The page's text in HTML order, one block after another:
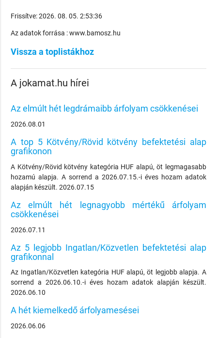
Frissítve: 2026. 08. 05. 2:53:36
Az adatok forrása : www.bamosz.hu
Vissza a toplistákhoz
A jokamat.hu hírei
Az elmúlt hét legdrámaibb árfolyam csökkenései
2026.08.01
A top 5 Kötvény/Rövid kötvény befektetési alap
grafikonon
A Kötvény/Rövid kötvény kategória HUF alapú, öt legmagasabb
hozamú alapja. A sorrend a 2026.07.15.-i éves hozam adatok
alapján készült. 2026.07.15
Az elmúlt hét legnagyobb mértékű árfolyam
csökkenései
2026.07.11
Az 5 legjobb Ingatlan/Közvetlen befektetési alap
grafikonnal
Az Ingatlan/Közvetlen kategória HUF alapú, öt legjobb alapja. A
sorrend a 2026.06.10.-i éves hozam adatok alapján készült.
2026.06.10
A hét kiemelkedő árfolyamesései
2026.06.06